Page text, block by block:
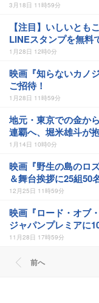
3月18日 11時59分
【注目】いしいとも
LINEスタンプを無料
1月28日 12時0分
映画『知らないカノ
ご招待！
1月28日 11時59分
地元・東京での金か
連覇へ、堀米雄斗が
ってきた」
1月14日 10時0分
映画『野生の島のロ
＆舞台挨拶に25組50
12月25日 11時59分
映画『ロード・オブ
ジャパンプレミアに
11月28日 17時59分
前へ